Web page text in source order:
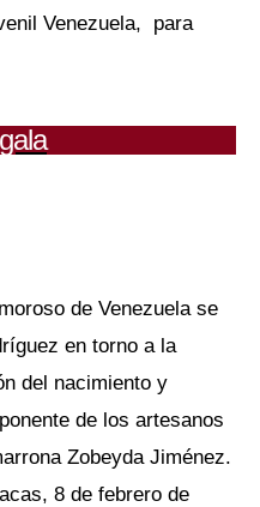
Venezuela, para
de Venezuela se
en torno a la
del nacimiento y
de los artesanos
Zobeyda Jiménez.
8 de febrero de